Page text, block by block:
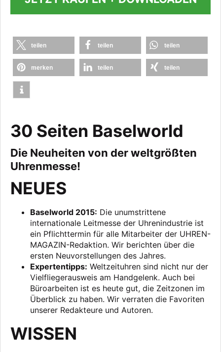
teilen teilen teilen
merken teilen teilen
30 Seiten Baselworld
Die Neuheiten von der weltgrößten
Uhrenmesse!
NEUES
Baselworld 2015: Die unumstrittene
internationale Leitmesse der Uhrenindustrie ist
ein Pflichttermin für alle Mitarbeiter der UHREN-
MAGAZIN-Redaktion. Wir berichten über die
ersten Neuvorstellungen des Jahres.
Expertentipps: Weltzeituhren sind nicht nur der
Vielfliegerausweis am Handgelenk. Auch bei
Büroarbeiten ist es heute gut, die Zeitzonen im
Überblick zu haben. Wir verraten die Favoriten
unserer Redakteure und Autoren.
WISSEN